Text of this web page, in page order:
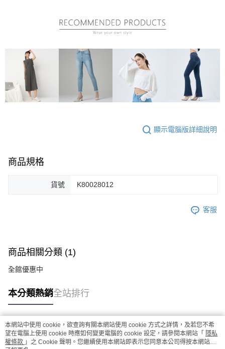
顯示電腦版詳細說明
商品規格
貨號 K80028012
客服
商品相關分類 (1)
全館優惠中
本分類熱銷全站排行
熱門標籤
本網站中使用 cookie，欲查詢有關本網站使用 cookie 方式之詳情，及若您不希
望在電腦上使用 cookie 時應如何變更電腦的 cookie 設定，請參閱本網站「 隱私
權條款 」之 Cookie 聲明。您繼續使用本網站即表示您同意本公司得按本網站使